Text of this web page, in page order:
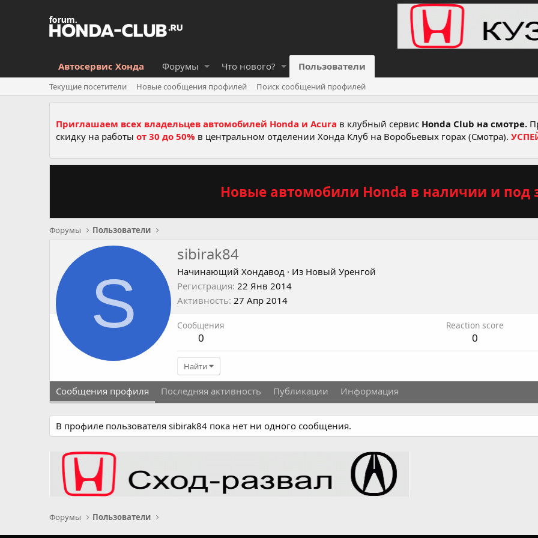
Автосервис Хонда Форумы Что нового? Пользователи
Текущие посетители Новые сообщения профилей Поиск сообщений профилей
Приглашаем всех владельцев автомобилей Honda и Acura в клубный сервис Honda Club на смотре.
скидку на работы от 30 до 50% в центральном отделении Хонда Клуб на Воробьевых горах (Смотра).
Новые автомобили Honda в наличии и под
Форумы Пользователи
S
sibirak84
Начинающий Хондавод · Из Новый Уренгой
Регистрация 22 Янв 2014
Активность 27 Апр 2014
Сообщения
0
Reaction score
0
Найти
Сообщения профиля Последняя активность Публикации Информация
В профиле пользователя sibirak84 пока нет ни одного сообщения.
Форумы Пользователи